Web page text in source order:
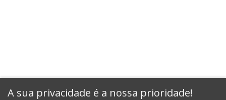
A sua privacidade é a nossa prioridade!